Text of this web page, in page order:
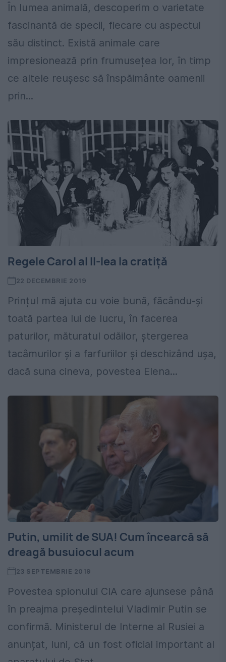
În lumea animală, descoperim o varietate
fascinantă de specii, fiecare cu aspectul
său distinct. Există animale care
impresionează prin frumusețea lor, în timp
ce altele reușesc să înspăimânte oamenii
prin...
Regele Carol al II-lea la cratiță
22 DECEMBRIE 2019
Prințul mă ajuta cu voie bună, făcându-și
toată partea lui de lucru, în facerea
paturilor, măturatul odăilor, ștergerea
tacâmurilor și a farfuriilor și deschizând ușa,
dacă suna cineva, povestea Elena...
Putin, umilit de SUA! Cum încearcă să
dreagă busuiocul acum
23 SEPTEMBRIE 2019
Povestea spionului CIA care ajunsese până
în preajma președintelui Vladimir Putin se
confirmă. Ministerul de Interne al Rusiei a
anunțat, luni, că un fost oficial important al